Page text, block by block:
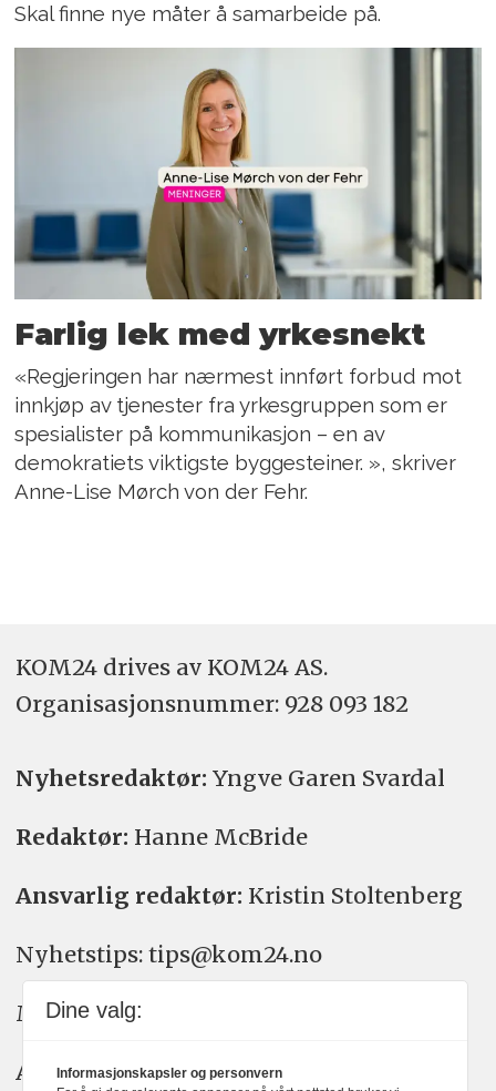
Skal finne nye måter å samarbeide på.
Farlig lek med yrkesnekt
«Regjeringen har nærmest innført forbud mot
innkjøp av tjenester fra yrkesgruppen som er
spesialister på kommunikasjon – en av
demokratiets viktigste byggesteiner. », skriver
Anne-Lise Mørch von der Fehr.
KOM24 drives av KOM24 AS.
Organisasjons­nummer: 928 093 182
Nyhetsredaktør: Yngve Garen Svardal
Redaktør: Hanne McBride
Ansvarlig redaktør: Kristin Stoltenberg
Nyhetstips: tips@kom24.no
Meninger: meninger@kom24.no
Annonse: annonse@watchmedia.no
Dine valg:
Informasjonskapsler og personvern